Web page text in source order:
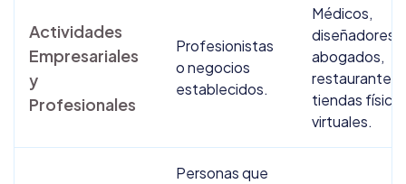
Actividades
Empresariales
y
Profesionales
Profesionistas
o negocios
establecidos.
Médicos,
diseñadores,
abogados,
restaurantes,
tiendas
virtuales.
Personas que